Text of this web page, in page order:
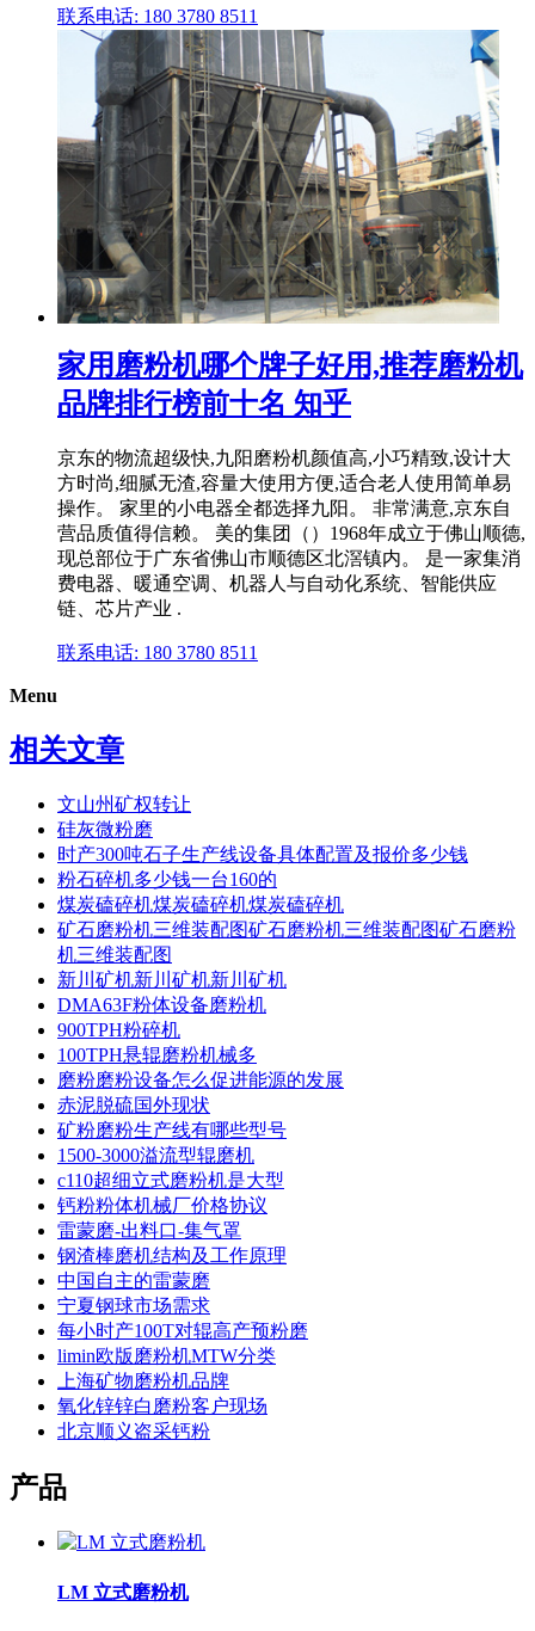
联系电话: 180 3780 8511
家用磨粉机哪个牌子好用,推荐磨粉机
品牌排行榜前十名 知乎
京东的物流超级快,九阳磨粉机颜值高,小巧精致,设计大
方时尚,细腻无渣,容量大使用方便,适合老人使用简单易
操作。 家里的小电器全都选择九阳。 非常满意,京东自
营品质值得信赖。 美的集团（）1968年成立于佛山顺德,
现总部位于广东省佛山市顺德区北滘镇内。 是一家集消
费电器、暖通空调、机器人与自动化系统、智能供应
链、芯片产业 .
联系电话: 180 3780 8511
Menu
相关文章
文山州矿权转让
硅灰微粉磨
时产300吨石子生产线设备具体配置及报价多少钱
粉石碎机多少钱一台160的
煤炭磕碎机煤炭磕碎机煤炭磕碎机
矿石磨粉机三维装配图矿石磨粉机三维装配图矿石磨粉
机三维装配图
新川矿机新川矿机新川矿机
DMA63F粉体设备磨粉机
900TPH粉碎机
100TPH悬辊磨粉机械多
磨粉磨粉设备怎么促进能源的发展
赤泥脱硫国外现状
矿粉磨粉生产线有哪些型号
1500-3000溢流型辊磨机
c110超细立式磨粉机是大型
钙粉粉体机械厂价格协议
雷蒙磨-出料口-集气罩
钢渣棒磨机结构及工作原理
中国自主的雷蒙磨
宁夏钢球市场需求
每小时产100T对辊高产预粉磨
limin欧版磨粉机MTW分类
上海矿物磨粉机品牌
氧化锌锌白磨粉客户现场
北京顺义盗采钙粉
产品
LM 立式磨粉机